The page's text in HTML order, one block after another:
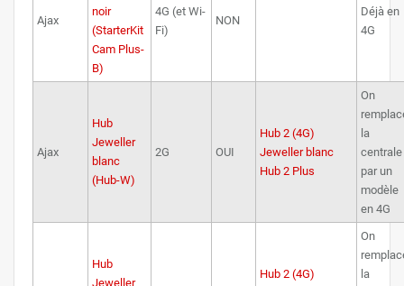
Ajax
noir
(StarterKit
Cam Plus-
B)
4G (et Wi-
Fi)
NON
Déjà en
4G
Ajax
Hub
Jeweller
blanc
(Hub-W)
2G OUI
Hub 2 (4G)
Jeweller blanc
Hub 2 Plus
On
la
centrale
par un
modèle
en 4G
Hub
Jeweller
Hub 2 (4G)
On
la